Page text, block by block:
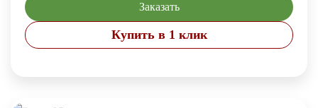
Заказать
Купить в 1 клик